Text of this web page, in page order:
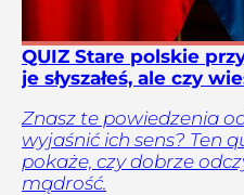
QUIZ Stare polskie
je słyszałeś, ale czy
Znasz te powiedzenia
wyjaśnić ich sens? Ten
pokaże, czy dobrze
mądrość.